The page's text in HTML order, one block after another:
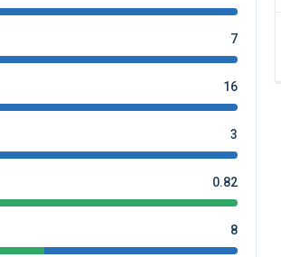
7
16
3
0.82
8